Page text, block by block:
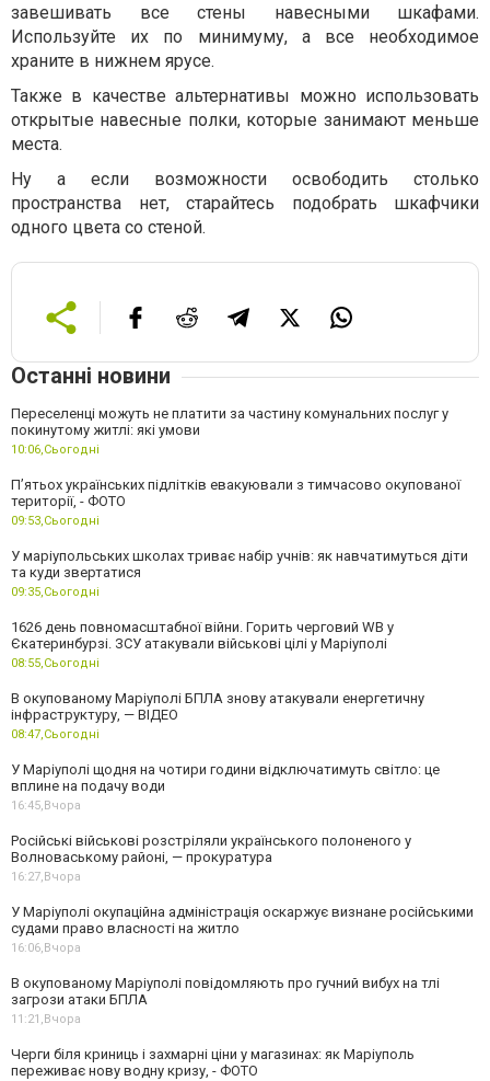
завешивать все стены навесными шкафами.
Используйте их по минимуму, а все необходимое
храните в нижнем ярусе.
Также в качестве альтернативы можно использовать
открытые навесные полки, которые занимают меньше
места.
Ну а если возможности освободить столько
пространства нет, старайтесь подобрать шкафчики
одного цвета со стеной.
Останні новини
Переселенці можуть не платити за частину комунальних послуг у
покинутому житлі: які умови
10:06,Сьогодні
П’ятьох українських підлітків евакуювали з тимчасово окупованої
території, - ФОТО
09:53,Сьогодні
У маріупольських школах триває набір учнів: як навчатимуться діти
та куди звертатися
09:35,Сьогодні
1626 день повномасштабної війни. Горить черговий WB у
Єкатеринбурзі. ЗСУ атакували військові цілі у Маріуполі
08:55,Сьогодні
В окупованому Маріуполі БПЛА знову атакували енергетичну
інфраструктуру, — ВІДЕО
08:47,Сьогодні
У Маріуполі щодня на чотири години відключатимуть світло: це
вплине на подачу води
16:45,Вчора
Російські військові розстріляли українського полоненого у
Волноваському районі, — прокуратура
16:27,Вчора
У Маріуполі окупаційна адміністрація оскаржує визнане російськими
судами право власності на житло
16:06,Вчора
В окупованому Маріуполі повідомляють про гучний вибух на тлі
загрози атаки БПЛА
11:21,Вчора
Черги біля криниць і захмарні ціни у магазинах: як Маріуполь
переживає нову водну кризу, - ФОТО